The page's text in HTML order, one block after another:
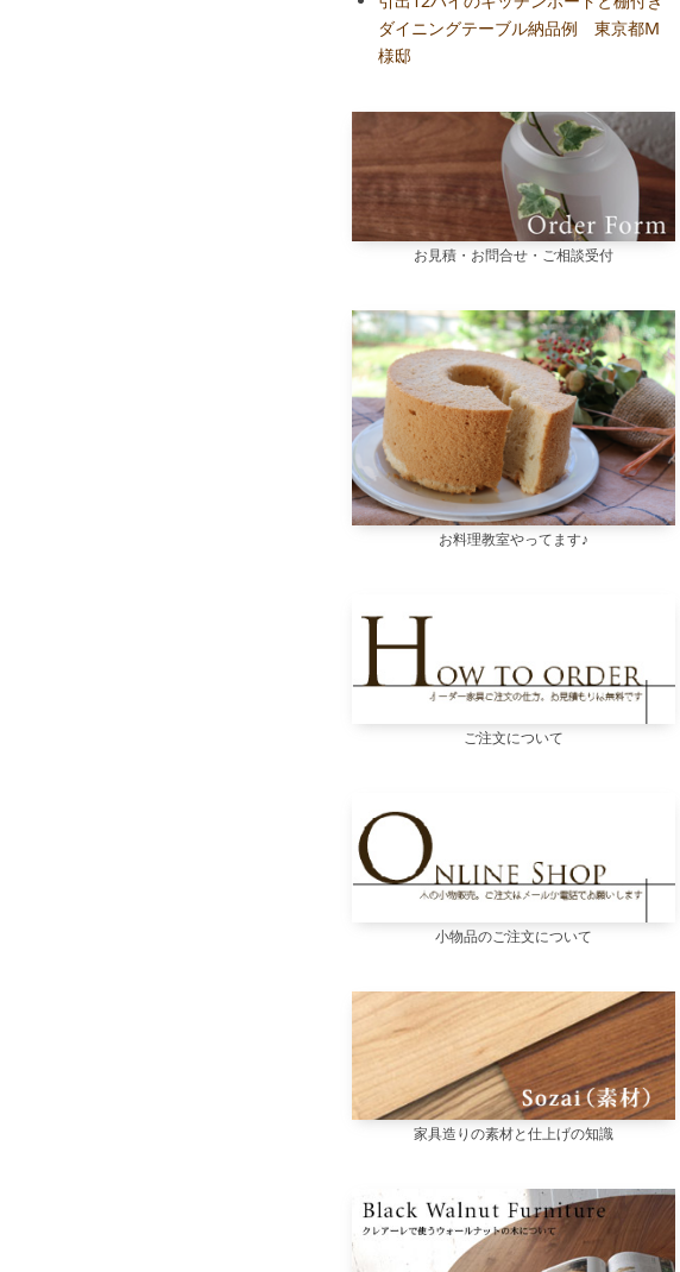
ダイニングテーブル納品例 東京都M
様邸
お見積・お問合せ・ご相談受付
お料理教室やってます♪
ご注文について
小物品のご注文について
家具造りの素材と仕上げの知識